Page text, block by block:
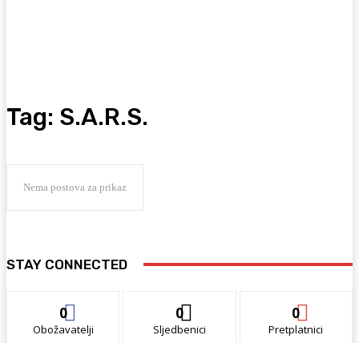
Tag: S.A.R.S.
Nema postova za prikaz
STAY CONNECTED
0
Obožavatelji
0
Sljedbenici
0
Pretplatnici